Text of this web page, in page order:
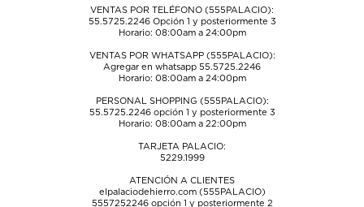
VENTAS POR TELÉFONO (555PALACIO):
55.5725.2246Opción 1 y posteriormente 3
Horario: 08:00am a 24:00pm
VENTAS POR WHATSAPP (555PALACIO):
Agregar en whatsapp 55.5725.2246
Horario: 08:00am a 24:00pm
PERSONAL SHOPPING (555PALACIO):
55.5725.2246opción 1 y posteriormente 3
Horario: 08:00am a 22:00pm
TARJETA PALACIO:
5229.1999
ATENCIÓN A CLIENTES
elpalaciodehierro.com (555PALACIO)
5557252246opción 1 y posteriormente 2